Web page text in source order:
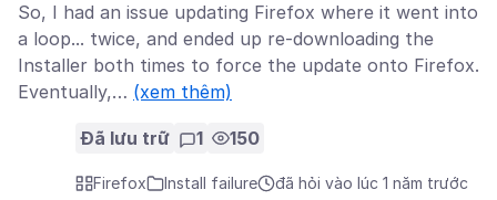
So, I had an issue updating Firefox where it went into
a loop... twice, and ended up re-downloading the
Installer both times to force the update onto Firefox.
Eventually,… (xem thêm)
Đã lưu trữ 1 150
Firefox Install failure
đã hỏi vào lúc 1 năm trước